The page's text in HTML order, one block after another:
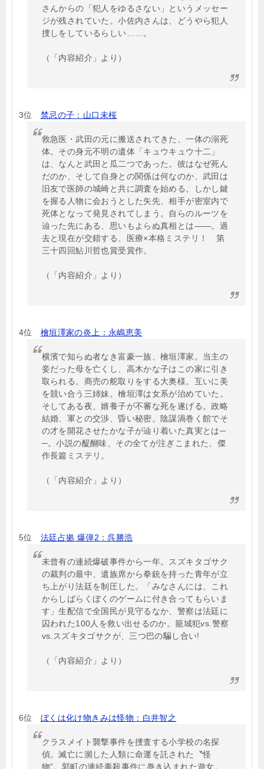
さんからの「犯人をゆるさない」というメッセー
ジが残されていた。小佐内さんは、どうやら犯人
捜しをしているらしい……。
（「内容紹介」より）
3位 禁忌の子：山口未桜
救急医・武田の元に搬送されてきた、一体の溺死
体。その身元不明の遺体「キュウキュウ十二」
は、なんと武田と瓜二つであった。彼はなぜ死ん
だのか、そして自身との関係は何なのか、武田は
旧友で医師の城崎と共に調査を始める。しかし鍵
を握る人物に会おうとした矢先、相手が密室内で
死体となって発見されてしまう。自らのルーツを
辿った先にある、思いもよらぬ真相とは――。過
去と現在が交錯する、医療×本格ミステリ！ 第
三十四回鮎川哲也賞受賞作。
（「内容紹介」より）
4位 檜垣澤家の炎上：永嶋恵美
横濱で知らぬ者なき富豪一族、檜垣澤家。当主の
妾だった母を亡くし、高木かな子はこの家に引き
取られる。商売の舵取りをする大奥様。互いに美
を競い合う三姉妹。檜垣澤は女系が治めていた。
そしてある夜、婿養子が不審な死を遂げる。政略
結婚、軍との交渉、昏い秘密。陰謀渦巻く館でそ
の才を開花させたかな子が辿り着いた真実とは─
─。小説の醍醐味、その全てが注ぎこまれた、傑
作長篇ミステリ。
（「内容紹介」より）
5位 法廷占拠 爆弾2：呉勝浩
未曾有の連続爆破事件から一年。スズキタゴサク
の裁判の最中、遺族席から拳銃を持った青年が立
ち上がり法廷を制圧した。「みなさんには、これ
からしばらくぼくのゲームに付き合ってもらいま
す」生配信で全国民が見守るなか、警察は法廷に
囚われた100人を救い出せるのか。籠城犯vs.警察
vs.スズキタゴサクが、三つ巴の騙し合い!
（「内容紹介」より）
6位 ぼくは化け物きみは怪物：白井智之
クラスメイト襲撃事件を捜査する小学校の名探
偵。滅亡に瀕した人類に命運を託された〝怪
物”。郭町の連続毒殺事件に巻き込まれた遊女。